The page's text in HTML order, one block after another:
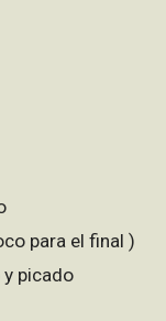
para el final )
picado